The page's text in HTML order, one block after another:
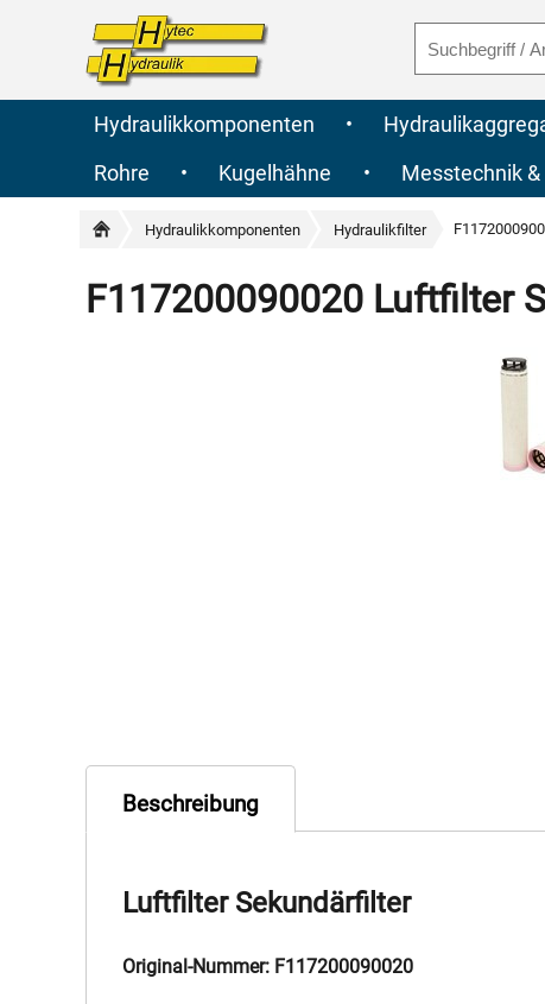
Hydraulikkomponenten •
Rohre
• Kugelhähne • Messtechnik
Hydraulikkomponenten Hydraulikfilter
F117200090020 Luftfilter
Beschreibung
Luftfilter Sekundärfilter
Original-Nummer: F117200090020